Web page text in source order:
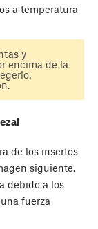
a temperatura
y
encima de la
de los insertos
siguiente.
debido a los
fuerza